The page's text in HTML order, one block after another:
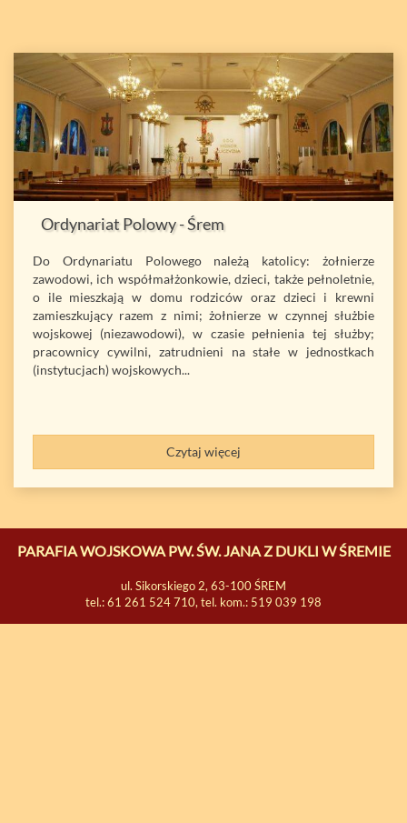
Ordynariat Polowy - Śrem
Do Ordynariatu Polowego należą katolicy: żołnierze
zawodowi, ich współmałżonkowie, dzieci, także pełnoletnie,
o ile mieszkają w domu rodziców oraz dzieci i krewni
zamieszkujący razem z nimi; żołnierze w czynnej służbie
wojskowej (niezawodowi), w czasie pełnienia tej służby;
pracownicy cywilni, zatrudnieni na stałe w jednostkach
(instytucjach) wojskowych...
Czytaj więcej
PARAFIA WOJSKOWA PW. ŚW. JANA Z DUKLI W ŚREMIE
ul. Sikorskiego 2, 63-100 ŚREM
tel.: 61 261 524 710, tel. kom.: 519 039 198